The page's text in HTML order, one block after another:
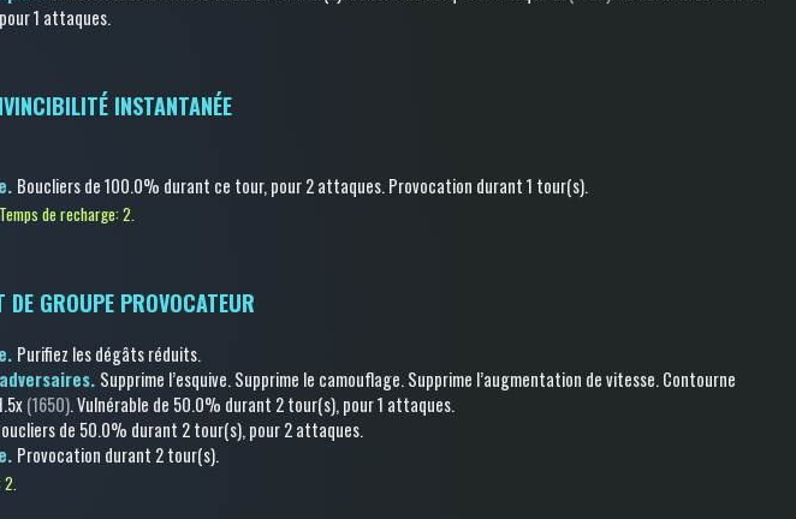
1 attaques.
INSTANTANÉE
Boucliersde 100.0% durant ce tour, pour 2 attaques.Provocation durant 1 tour(s).
Temps de recharge: 2.
GROUPE PROVOCATEUR
Purifiez les dégâts réduits.
Supprime l’esquive.Supprime le camouflage.Supprime l’augmentation de vitesse.Contourne
(1650).Vulnérable de 50.0% durant 2 tour(s), pour 1 attaques.
de 50.0% durant 2 tour(s), pour 2 attaques.
Provocation durant 2 tour(s).
2.